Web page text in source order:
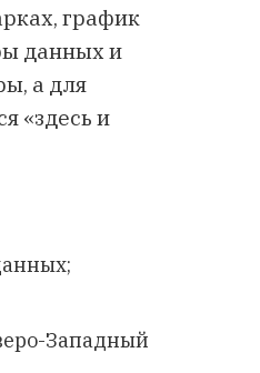
график
данных и
а для
«здесь и
Западный